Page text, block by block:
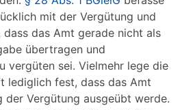
mit der Vergütung und
dass das Amt gerade nicht als
übertragen und
vergüten sei. Vielmehr lege die
lediglich fest, dass das Amt
der Vergütung ausgeübt werde.